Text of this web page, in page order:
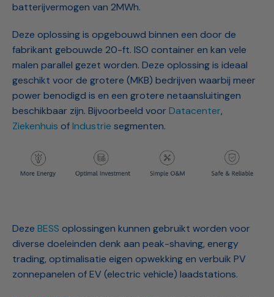
batterijvermogen van 2MWh.
Deze oplossing is opgebouwd binnen een door de
fabrikant gebouwde 20-ft. ISO container en kan vele
malen parallel gezet worden. Deze oplossing is ideaal
geschikt voor de grotere (MKB) bedrijven waarbij meer
power benodigd is en een grotere netaansluitingen
beschikbaar zijn. Bijvoorbeeld voorDatacenter,
Ziekenhuis ofIndustrie segmenten.
Deze BESS oplossingen kunnen gebruikt worden voor
diverse doeleinden denk aan peak-shaving, energy
trading, optimalisatie eigen opwekking en verbuik PV
zonnepanelen of EV (electric vehicle) laadstations.